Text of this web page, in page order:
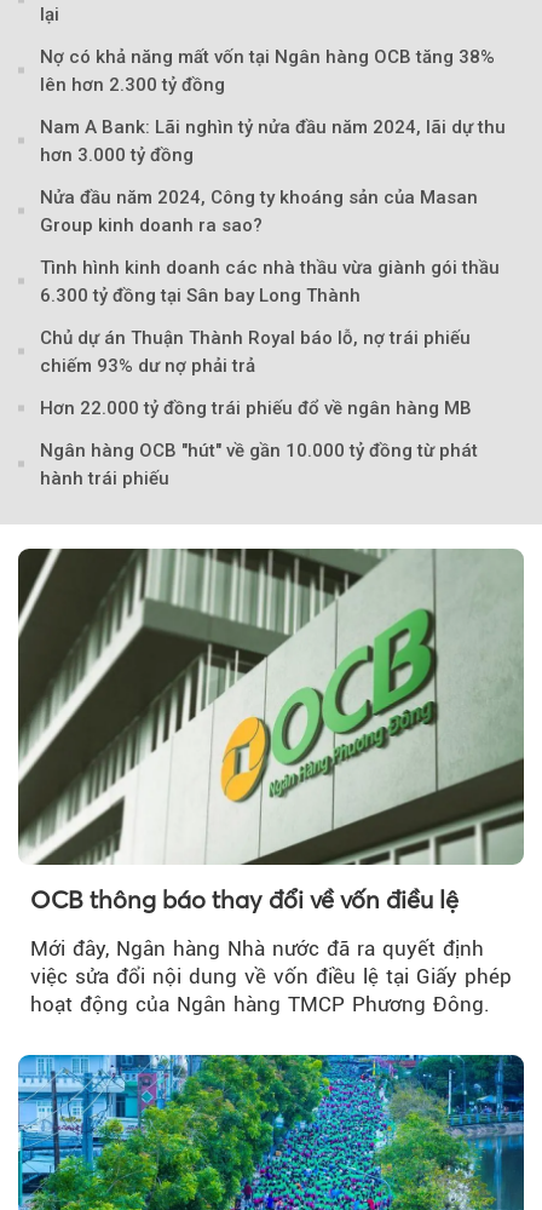
Theo
lại
Nợ có khả năng mất vốn tại Ngân hàng OCB tăng 38%
lên hơn 2.300 tỷ đồng
Nam A Bank: Lãi nghìn tỷ nửa đầu năm 2024, lãi dự thu
hơn 3.000 tỷ đồng
Nửa đầu năm 2024, Công ty khoáng sản của Masan
Group kinh doanh ra sao?
Tình hình kinh doanh các nhà thầu vừa giành gói thầu
6.300 tỷ đồng tại Sân bay Long Thành
Chủ dự án Thuận Thành Royal báo lỗ, nợ trái phiếu
chiếm 93% dư nợ phải trả
Hơn 22.000 tỷ đồng trái phiếu đổ về ngân hàng MB
Ngân hàng OCB "hút" về gần 10.000 tỷ đồng từ phát
hành trái phiếu
OCB thông báo thay đổi về vốn điều lệ
Mới đây, Ngân hàng Nhà nước đã ra quyết định
việc sửa đổi nội dung về vốn điều lệ tại Giấy phép
hoạt động của Ngân hàng TMCP Phương Đông.